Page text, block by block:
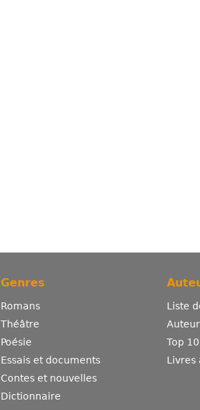
Genres
Romans
Théâtre
Poésie
Essais et documents
Contes et nouvelles
Dictionnaire
Liste
Top
Livres